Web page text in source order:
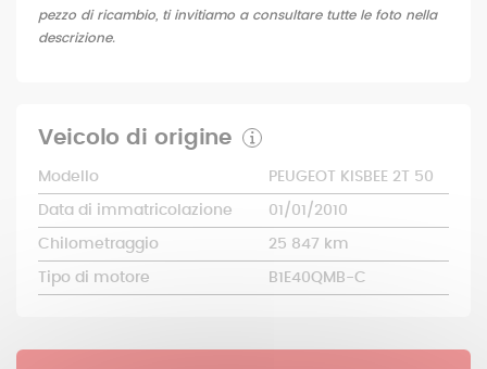
pezzo di ricambio, ti invitiamo a consultare tutte le foto nella
descrizione.
Veicolo di origine
Modello PEUGEOT KISBEE 2T 50
Data di immatricolazione 01/01/2010
Chilometraggio 25 847 km
Tipo di motore B1E40QMB-C